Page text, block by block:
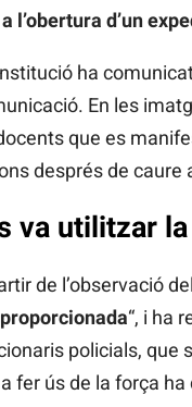
l’obertura d’un
ha
En les
que es
després de caure
va utilitzar
de l’observació
“, i ha
policials, que
fer ús de la força